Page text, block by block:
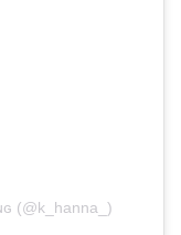
(@k_hanna_)